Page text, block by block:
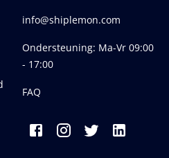
info@shiplemon.com
Ondersteuning: Ma-Vr 09:00
- 17:00
FAQ